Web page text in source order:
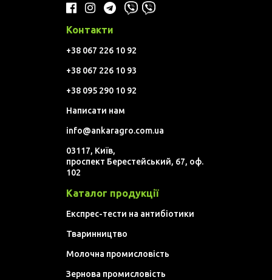
Контакти
+38 067 226 10 92
+38 067 226 10 93
+38 095 290 10 92
Написати нам
info@ankaragro.com.ua
03117, Київ,
проспект Берестейський, 67, оф.
102
Каталог продукції
Експрес-тести на антибіотики
Тваринництво
Молочна промисловість
Зернова промисловість